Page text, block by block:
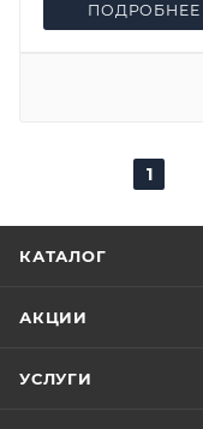
ПОДРОБНЕЕ
1
КАТАЛОГ
АКЦИИ
УСЛУГИ